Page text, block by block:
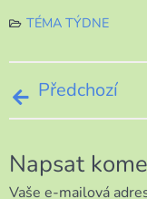
TÉMA TÝDNE
Navigace
příspěvek
Předchozí
Napsat
Vaše e-mailová